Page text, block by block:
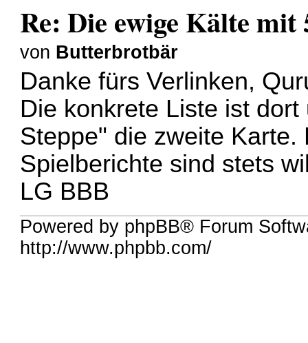
Re: Die ewige Kälte mit
von Butterbrotbär
Danke fürs Verlinken,
Die konkrete Liste ist
Steppe" die zweite
Spielberichte sind stets
LG BBB
Powered by phpBB® Forum
http://www.phpbb.com/